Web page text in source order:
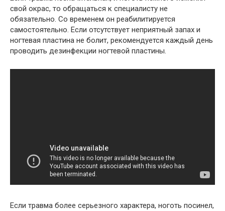
свой окрас, то обращаться к специалисту не
обязательно. Со временем он реабилитируется
самостоятельно. Если отсутствует неприятный запах и
ногтевая пластина не болит, рекомендуется каждый день
проводить дезинфекции ногтевой пластины.
Если травма более серьезного характера, ноготь посинел,